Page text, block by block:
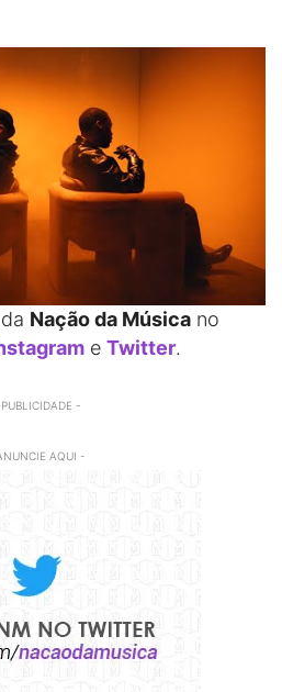
Nação da Música no
e Twitter.
-
AQUI -